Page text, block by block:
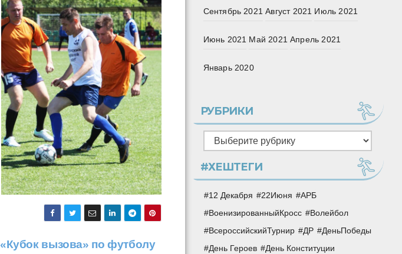
«Кубок вызова» по футболу
Сентябрь 2021 Август 2021 Июль 2021
Июнь 2021 Май 2021 Апрель 2021
Январь 2020
РУБРИКИ
Рубрики
#ХЕШТЕГИ
12 Декабря 22Июня
АРБ
ВоенизированныйКросс
Волейбол
ВсероссийскийТурнир
ДР
ДеньПобеды
День Героев
День Конституции